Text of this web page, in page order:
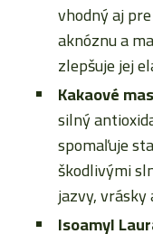
vhodný aj
aknóznu a
zlepšuje jej
Kakaové
silný
spomaľuje
škodlivými
jazvy,
Isoamyl